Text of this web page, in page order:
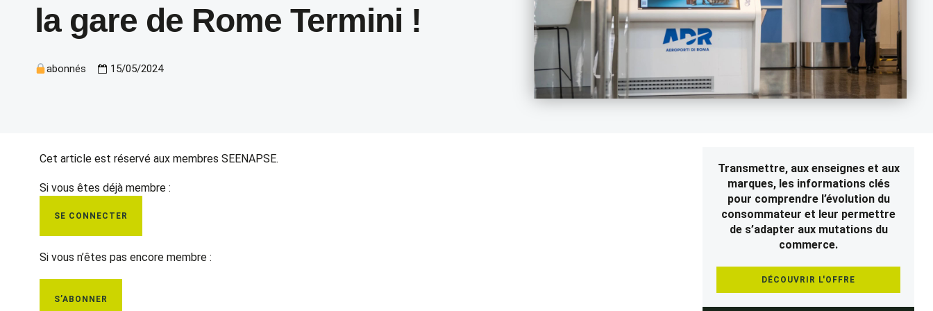
la gare de Rome Termini !
abonnés 15/05/2024
Cet article est réservé aux membres SEENAPSE.
Si vous êtes déjà membre :
SE CONNECTER
Si vous n’êtes pas encore membre :
S’ABONNER
Transmettre, aux enseignes et aux
marques, les informations clés
pour comprendre l’évolution du
consommateur et leur permettre
de s’adapter aux mutations du
commerce.
DÉCOUVRIR L'OFFRE